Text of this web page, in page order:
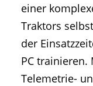
einer
Traktors
der
PC trainieren.
Telemetrie-